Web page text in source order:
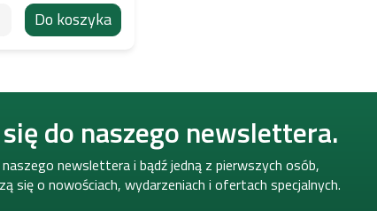
Do koszyka
do naszego newslettera.
newslettera i bądź jedną z pierwszych osób,
się o nowościach, wydarzeniach i ofertach specjalnych.